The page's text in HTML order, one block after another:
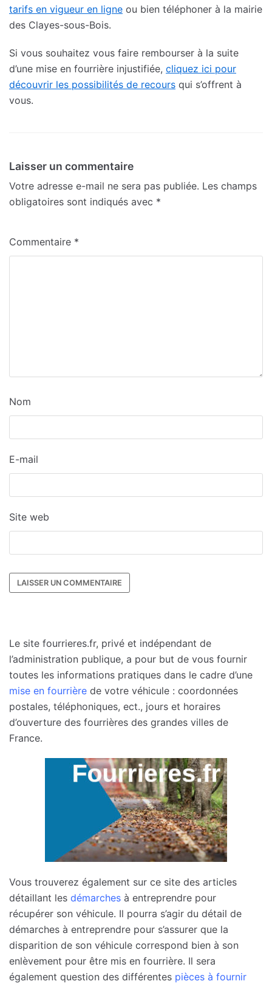
tarifs en vigueur en ligne ou bien téléphoner à la mairie
des Clayes-sous-Bois.
Si vous souhaitez vous faire rembourser à la suite
d’une mise en fourrière injustifiée, cliquez ici pour
découvrir les possibilités de recours qui s’offrent à
vous.
Laisser un commentaire
Votre adresse e-mail ne sera pas publiée. Les champs
obligatoires sont indiqués avec *
Commentaire *
Nom
E-mail
Site web
Le site fourrieres.fr, privé et indépendant de
l’administration publique, a pour but de vous fournir
toutes les informations pratiques dans le cadre d’une
mise en fourrière de votre véhicule : coordonnées
postales, téléphoniques, ect., jours et horaires
d’ouverture des fourrières des grandes villes de
France.
Vous trouverez également sur ce site des articles
détaillant les démarches à entreprendre pour
récupérer son véhicule. Il pourra s’agir du détail de
démarches à entreprendre pour s’assurer que la
disparition de son véhicule correspond bien à son
enlèvement pour être mis en fourrière. Il sera
également question des différentes pièces à fournir